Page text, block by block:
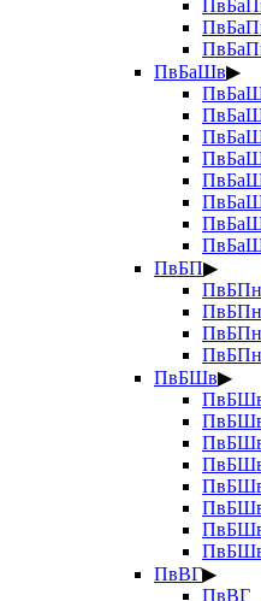
ПвБаШв▶
ПвБП▶
ПвБШв▶
ПвВГ▶
ПвВГ